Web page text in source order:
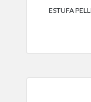
ESTUFA